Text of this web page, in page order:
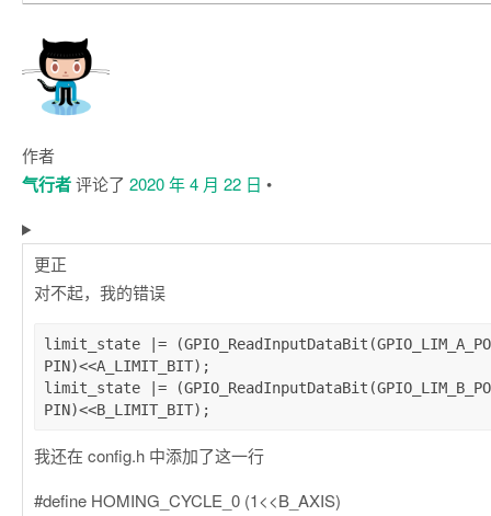
作者
气行者评论了 2020 年 4 月 22 日 •
更正
对不起，我的错误
limit_state |=
PIN)<<A_LIMIT_BIT);
limit_state |=
我还在 config.h 中添加了这一行
#define HOMING_CYCLE_0 (1<<B_AXIS)